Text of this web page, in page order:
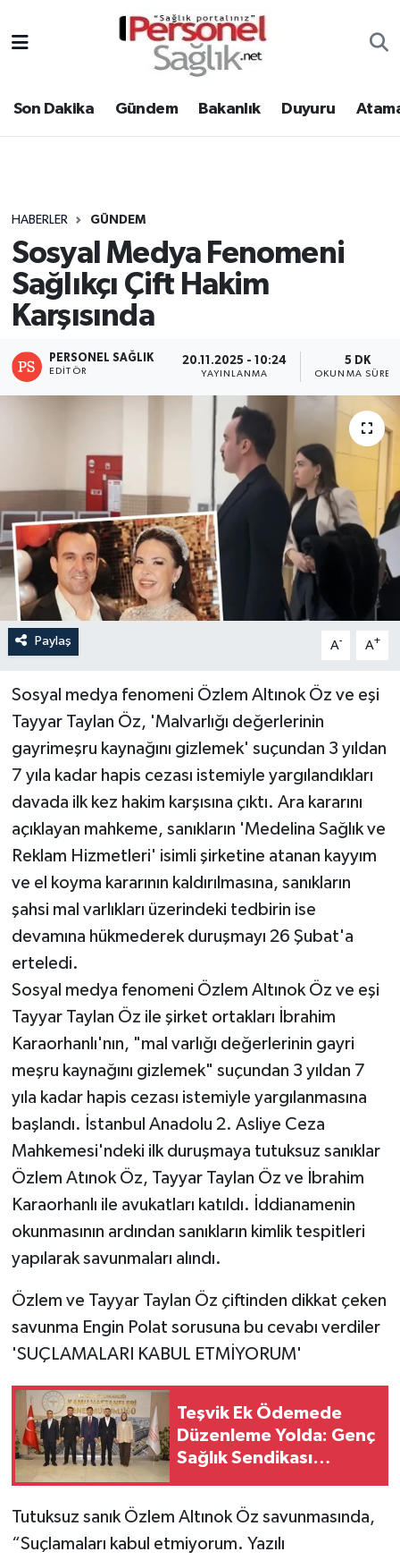
Son Dakika Gündem Bakanlık Duyuru
HABERLER GÜNDEM
Sosyal Medya Fenomeni
Sağlıkçı Çift Hakim
Karşısında
PERSONEL SAĞLIK
EDITÖR
20.11.2025 - 10:24
YAYINLANMA
5 DK
OKUNMA
Paylaş A- A+
Sosyal medya fenomeni Özlem Altınok Öz ve eşi
Tayyar Taylan Öz, 'Malvarlığı değerlerinin
gayrimeşru kaynağını gizlemek' suçundan 3 yıldan
7 yıla kadar hapis cezası istemiyle yargılandıkları
davada ilk kez hakim karşısına çıktı. Ara kararını
açıklayan mahkeme, sanıkların 'Medelina Sağlık ve
Reklam Hizmetleri' isimli şirketine atanan kayyım
ve el koyma kararının kaldırılmasına, sanıkların
şahsi mal varlıkları üzerindeki tedbirin ise
devamına hükmederek duruşmayı 26 Şubat'a
erteledi.
Sosyal medya fenomeni Özlem Altınok Öz ve eşi
Tayyar Taylan Öz ile şirket ortakları İbrahim
Karaorhanlı'nın, "mal varlığı değerlerinin gayri
meşru kaynağını gizlemek" suçundan 3 yıldan 7
yıla kadar hapis cezası istemiyle yargılanmasına
başlandı. İstanbul Anadolu 2. Asliye Ceza
Mahkemesi'ndeki ilk duruşmaya tutuksuz sanıklar
Özlem Atınok Öz, Tayyar Taylan Öz ve İbrahim
Karaorhanlı ile avukatları katıldı. İddianamenin
okunmasının ardından sanıkların kimlik tespitleri
yapılarak savunmaları alındı.
Özlem ve Tayyar Taylan Öz çiftinden dikkat çeken
savunma Engin Polat sorusuna bu cevabı verdiler
'SUÇLAMALARI KABUL ETMİYORUM'
Teşvik Ek Ödemede
Düzenleme Yolda: Genç
Sağlık Sendikası
Kamu Hastaneleri Genel
Müdürü'ne İletti
Tutuksuz sanık Özlem Altınok Öz savunmasında,
“Suçlamaları kabul etmiyorum. Yazılı
Gündem
Atamalar
Mevzuat
Nöbetçi Eczaneler
Hava Durumu
Tüm Manşetler
Son Dakika Haberleri